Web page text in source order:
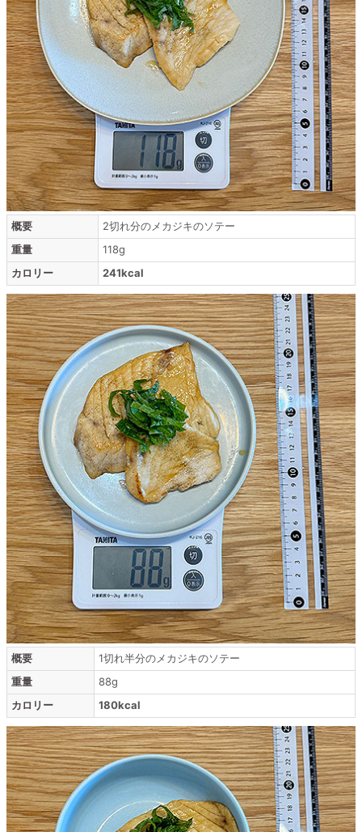
概要
2切れ分のメカジキのソテー
重量
118g
カロリー
241kcal
概要
1切れ半分のメカジキのソテー
重量
88g
カロリー
180kcal